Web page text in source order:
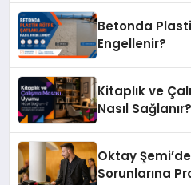
Betonda
Engellenir?
Kitaplık ve
Nasıl Sağlanır?
Oktay
Sorunlarına